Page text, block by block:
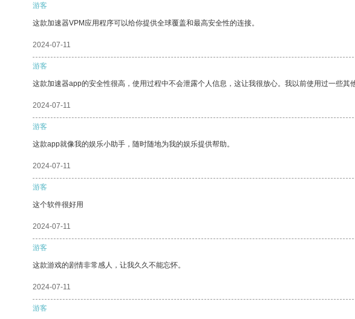
游客
这款加速器VPM应用程序可以给你提供全球覆盖和最高安全性的连接。
2024-07-11
游客
这款加速器app的安全性很高，使用过程中不会泄露个人信息，这让我很放心。我以前使用过一些其
2024-07-11
游客
这款app就像我的娱乐小助手，随时随地为我的娱乐提供帮助。
2024-07-11
游客
这个软件很好用
2024-07-11
游客
这款游戏的剧情非常感人，让我久久不能忘怀。
2024-07-11
游客